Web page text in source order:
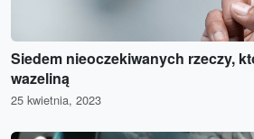
Siedem nieoczekiwanych rzeczy,
wazeliną
25 kwietnia, 2023